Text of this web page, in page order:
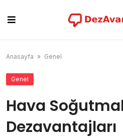
content
Anasayfa » Genel
Genel
Hava
Dezavantajları